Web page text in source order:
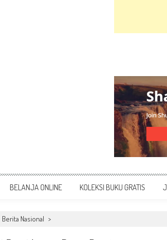
BELANJA ONLINE KOLEKSI BUKU GRATIS
Berita Nasional >